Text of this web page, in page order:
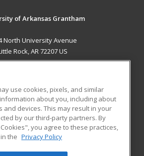
of Arkansas Grantham
North University Avenue
Rock, AR 72207 US
RESOURCES
Student Blog
use cookies, pixels, and similar
about you, including about
and devices. This may result in your
by our third-party partners. By
you agree to these practices,
the Privacy Policy